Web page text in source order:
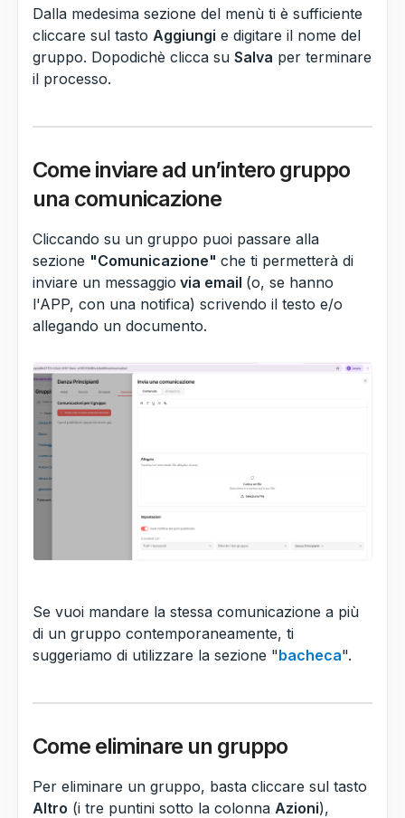
Dalla medesima sezione del menù ti è sufficiente
cliccare sul tasto Aggiungi e digitare il nome del
gruppo. Dopodichè clicca su Salva per terminare
il processo.
Come inviare ad un’intero gruppo
una comunicazione
Cliccando su un gruppo puoi passare alla
sezione "Comunicazione" che ti permetterà di
inviare un messaggio via email (o, se hanno
l'APP, con una notifica) scrivendo il testo e/o
allegando un documento.
Se vuoi mandare la stessa comunicazione a più
di un gruppo contemporaneamente, ti
suggeriamo di utilizzare la sezione "bacheca".
Come eliminare un gruppo
Per eliminare un gruppo, basta cliccare sul tasto
Altro (i tre puntini sotto la colonna Azioni),